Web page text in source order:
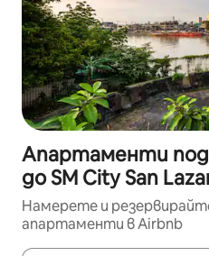
Апартаменти
до SM City San
Намерете и
апартаменти в Airbnb